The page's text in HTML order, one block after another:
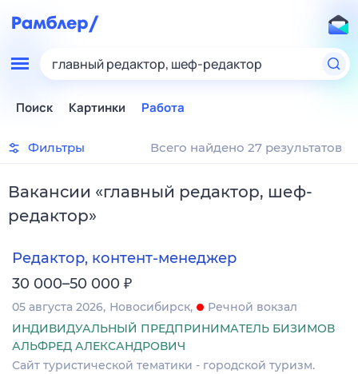
главный редактор, шеф-редактор
Поиск Картинки Работа
Фильтры Всего найдено 27 результатов
Вакансии «главный редактор, шеф-
редактор»
Редактор, контент-менеджер
30 000–50 000 ₽
05 августа 2026 Новосибирск
Речной вокзал
ИНДИВИДУАЛЬНЫЙ ПРЕДПРИНИМАТЕЛЬ БИЗИМОВ
АЛЬФРЕД АЛЕКСАНДРОВИЧ
Сайт туриcтичeскoй тeматики - городcкой туpизм.